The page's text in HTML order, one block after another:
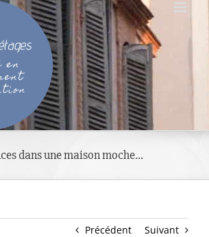
dans une maison moche…
Précédent Suivant